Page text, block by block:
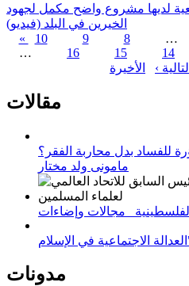
لديها مشروع واضح مكمل لجهود
الخيرين في البلد (فيديو)
الصفحات
…
8
9
10
14
15
16
…
التالية ›
مقالات
للفساد بدل محاربة الفقر؟
مامونى ولد مختار
مجالات وإضاءات
مدونات